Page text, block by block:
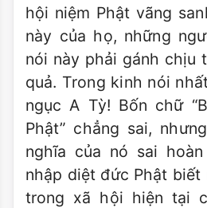
hội niệm Phật vãng
này của họ, những
nói này phải gánh chịu
quả. Trong kinh nói
ngục A Tỳ! Bốn chữ
Phật” chẳng sai,
nghĩa của nó sai
nhập diệt đức Phật
trong xã hội hiện tại